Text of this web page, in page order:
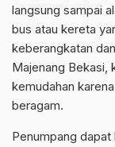
langsung sampai
bus atau kereta
keberangkatan
Majenang Bekasi,
kemudahan
beragam.
Penumpang